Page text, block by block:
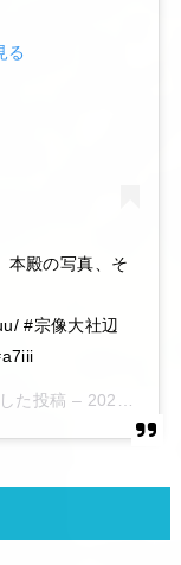
る
本殿の写真、そ
#宗像大社辺
た投稿 – 2020年 6月月6日午後10時15分PDT